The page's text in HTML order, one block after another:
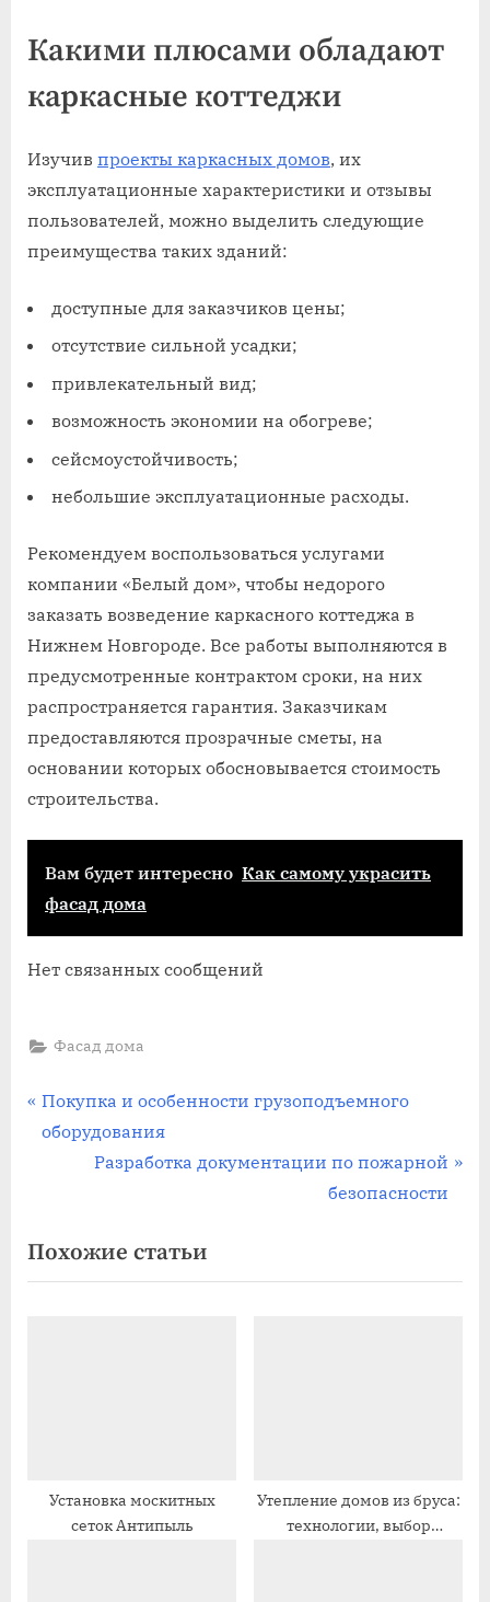
Какими плюсами обладают
каркасные коттеджи
Изучив проекты каркасных домов, их
эксплуатационные характеристики и отзывы
пользователей, можно выделить следующие
преимущества таких зданий:
доступные для заказчиков цены;
отсутствие сильной усадки;
привлекательный вид;
возможность экономии на обогреве;
сейсмоустойчивость;
небольшие эксплуатационные расходы.
Рекомендуем воспользоваться услугами
компании «Белый дом», чтобы недорого
заказать возведение каркасного коттеджа в
Нижнем Новгороде. Все работы выполняются в
предусмотренные контрактом сроки, на них
распространяется гарантия. Заказчикам
предоставляются прозрачные сметы, на
основании которых обосновывается стоимость
строительства.
Вам будет интересно Как самому украсить
фасад дома
Нет связанных сообщений
Фасад дома
Навигация
П
р
д
у
и
Покупка и особенности грузоподъемного
оборудования
С
д
у
п
и
Разработка документации по пожарной
безопасности
Похожие статьи
Установка москитных
сеток Антипыль
Утепление домов из бруса:
технологии, выбор